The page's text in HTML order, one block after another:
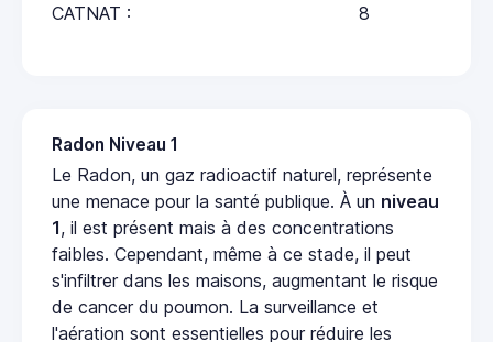
CATNAT : 8
Radon Niveau 1
Le Radon, un gaz radioactif naturel, représente
une menace pour la santé publique. À un niveau
1, il est présent mais à des concentrations
faibles. Cependant, même à ce stade, il peut
s'infiltrer dans les maisons, augmentant le risque
de cancer du poumon. La surveillance et
l'aération sont essentielles pour réduire les